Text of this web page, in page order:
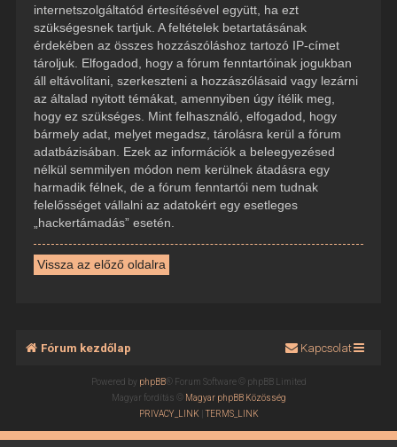
internetszolgáltatód értesítésével együtt, ha ezt
szükségesnek tartjuk. A feltételek betartatásának
érdekében az összes hozzászóláshoz tartozó IP-címet
tároljuk. Elfogadod, hogy a fórum fenntartóinak jogukban
áll eltávolítani, szerkeszteni a hozzászólásaid vagy lezárni
az általad nyitott témákat, amennyiben úgy ítélik meg,
hogy ez szükséges. Mint felhasználó, elfogadod, hogy
bármely adat, melyet megadsz, tárolásra kerül a fórum
adatbázisában. Ezek az információk a beleegyezésed
nélkül semmilyen módon nem kerülnek átadásra egy
harmadik félnek, de a fórum fenntartói nem tudnak
felelősséget vállalni az adatokért egy esetleges
„hackertámadás” esetén.
Vissza az előző oldalra
Fórum kezdőlap Kapcsolat
Powered by phpBB® Forum Software © phpBB Limited
Magyar fordítás © Magyar phpBB Közösség
PRIVACY_LINK |TERMS_LINK